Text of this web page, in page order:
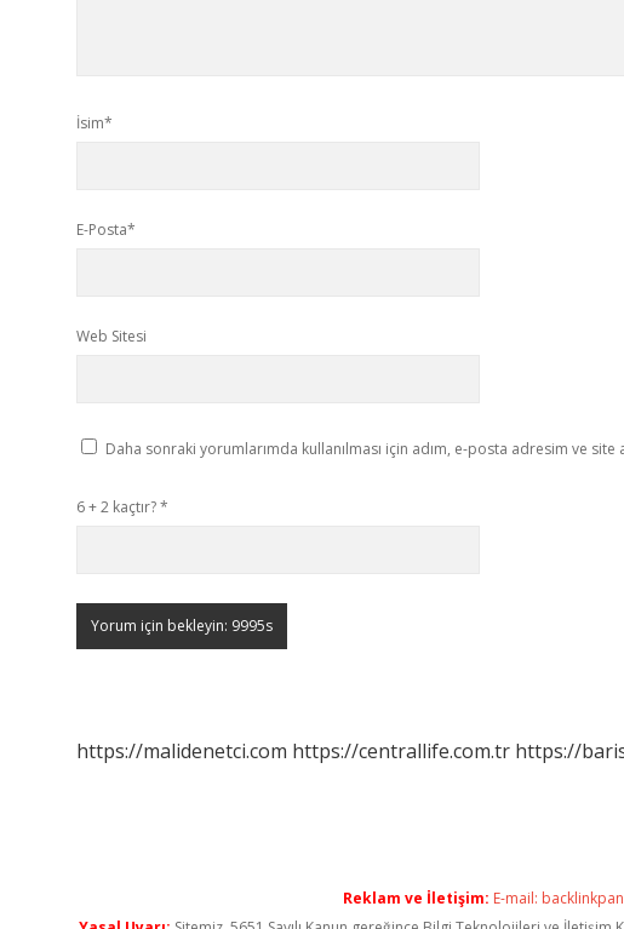
İsim*
E-Posta*
Web Sitesi
Daha sonraki yorumlarımda kullanılması için adım, e-posta adresim ve site
6 + 2 kaçtır?*
https://malidenetci.com https://centrallife.com.tr https://
Reklam ve İletişim: E-mail: